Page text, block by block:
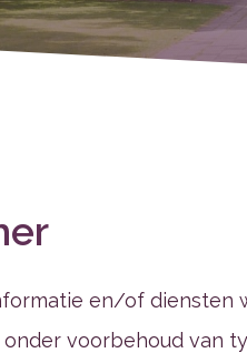
en/of diensten
voorbehoud van